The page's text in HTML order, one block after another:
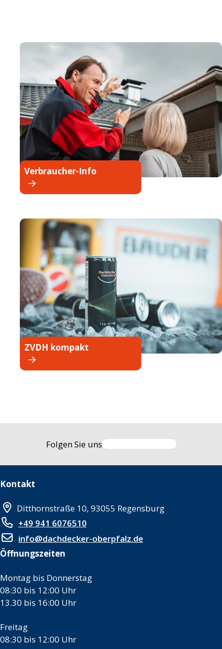
Verbraucher-Info
ZVDH kompakt
Folgen Sie uns
Kontakt
Ditthornstraße 10, 93055 Regensburg
+49 941 6076510
info@dachdecker-oberpfalz.de
Öffnungszeiten
Montag bis Donnerstag
08:30 bis 12:00 Uhr
13.30 bis 16:00 Uhr
Freitag
08:30 bis 12:00 Uhr